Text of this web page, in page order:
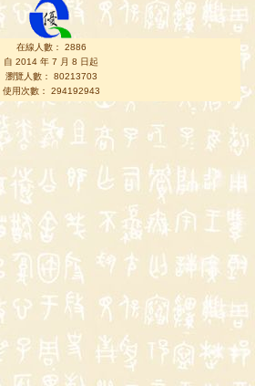
在線人數： 2886
自 2014 年 7 月 8 日起
瀏覽人數： 80213703
使用次數： 294192943